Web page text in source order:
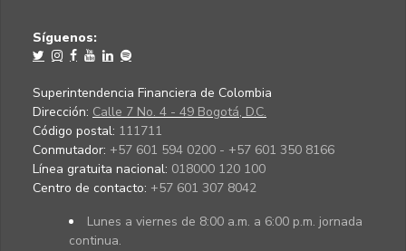
Síguenos:
Superintendencia Financiera de Colombia
Dirección: Calle 7 No. 4 - 49 Bogotá, D.C.
Código postal: 111711
Conmutador: +57 601 594 0200 - +57 601 350 8166
Línea gratuita nacional: 018000 120 100
Centro de contacto: +57 601 307 8042
Lunes a viernes de 8:00 a.m. a 6:00 p.m. jornada
continua.